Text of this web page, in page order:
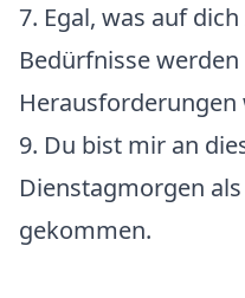
7. Egal, was auf
Bedürfnisse
9. Du bist mir an
Dienstagmorgen
gekommen.